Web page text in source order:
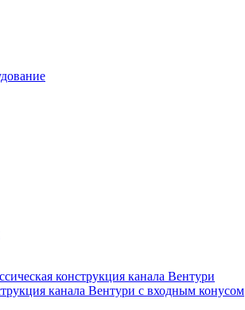
конструкция канала Вентури
канала Вентури c входным конусом